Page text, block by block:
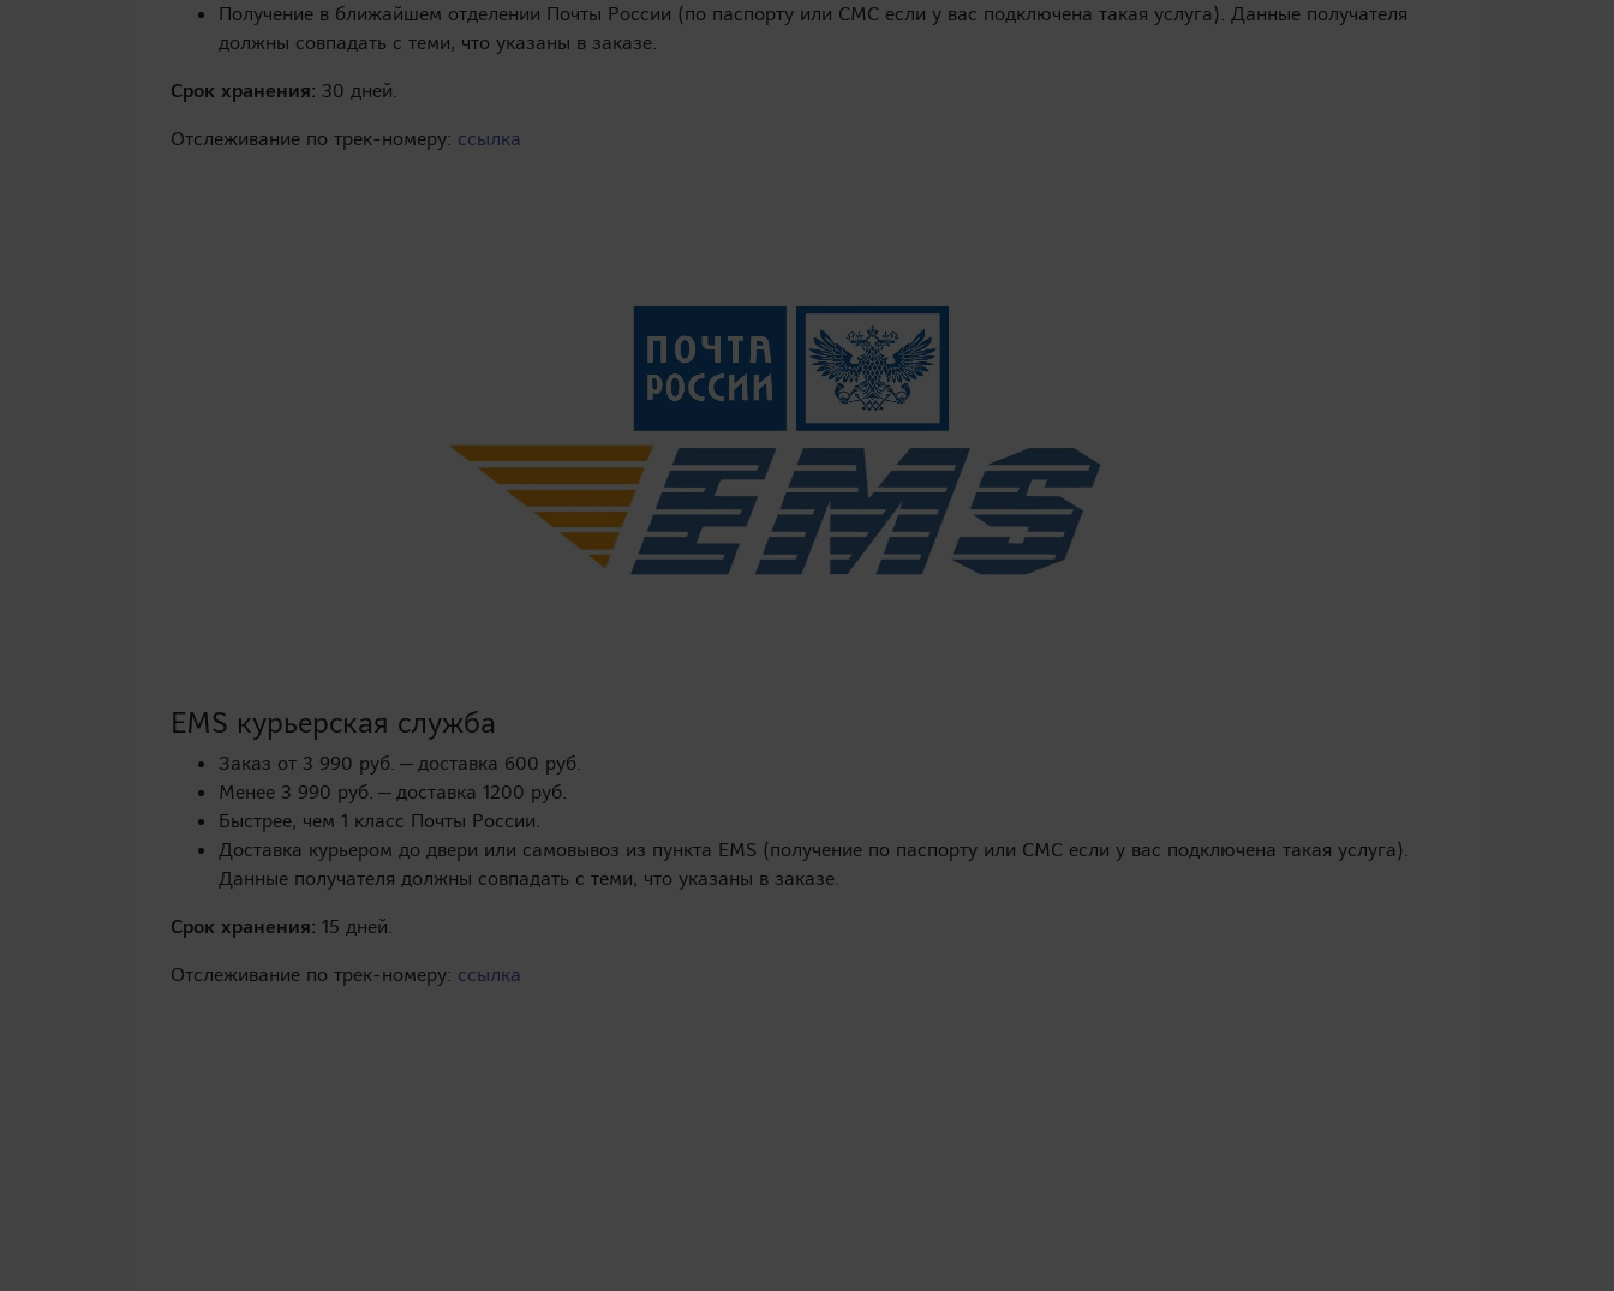
Получение в ближайшем отделении Почты России (по паспорту или СМС если у вас подключена такая услуга). Данные получателя
должны совпадать с теми, что указаны в заказе.
Срок хранения: 30 дней.
Отслеживание по трек-номеру: ссылка
EMS курьерская служба
Заказ от 3 990 руб. — доставка 600 руб.
Менее 3 990 руб. — доставка 1200 руб.
Быстрее, чем 1 класс Почты России.
Доставка курьером до двери или самовывоз из пункта EMS (получение по паспорту или СМС если у вас подключена такая услуга).
Данные получателя должны совпадать с теми, что указаны в заказе.
Срок хранения: 15 дней.
Отслеживание по трек-номеру: ссылка